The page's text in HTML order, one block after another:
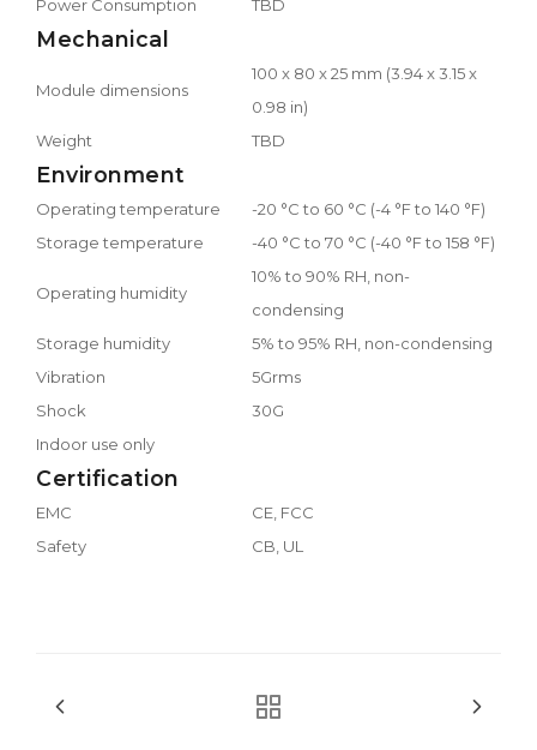
Power Consumption TBD
Mechanical
Module dimensions
100 x 80 x 25 mm (3.94 x 3.15 x
0.98 in)
Weight
TBD
Environment
Operating temperature
-20 °C to 60 °C (-4 °F to 140 °F)
Storage temperature
-40 °C to 70 °C (-40 °F to 158 °F)
Operating humidity
10% to 90% RH, non-
condensing
Storage humidity
5% to 95% RH, non-condensing
Vibration
5Grms
Shock
30G
Indoor use only
Certification
EMC
CE, FCC
Safety
CB, UL